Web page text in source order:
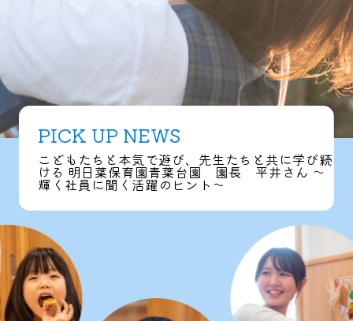
PICK UP NEWS
こどもたちと本気で遊び、先生たちと共に学び続
ける 明日葉保育園青葉台園 園長 平井さん ～
輝く社員に聞く活躍のヒント～